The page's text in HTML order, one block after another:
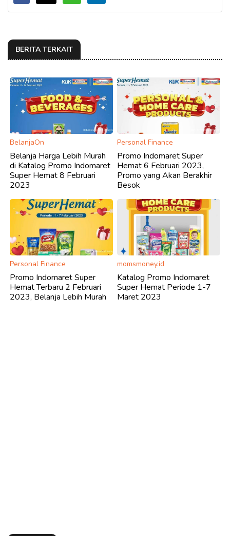
BERITA TERKAIT
BelanjaOn
Belanja Harga Lebih Murah
di Katalog Promo Indomaret
Super Hemat 8 Februari
2023
Personal Finance
Promo Indomaret Super
Hemat 6 Februari 2023,
Promo yang Akan Berakhir
Besok
Personal Finance
Promo Indomaret Super
Hemat Terbaru 2 Februari
2023, Belanja Lebih Murah
momsmoney.id
Katalog Promo Indomaret
Super Hemat Periode 1-7
Maret 2023